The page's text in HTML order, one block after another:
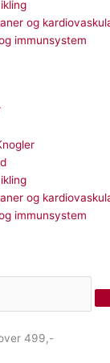
og
immunsystem
og
immunsystem
499,-